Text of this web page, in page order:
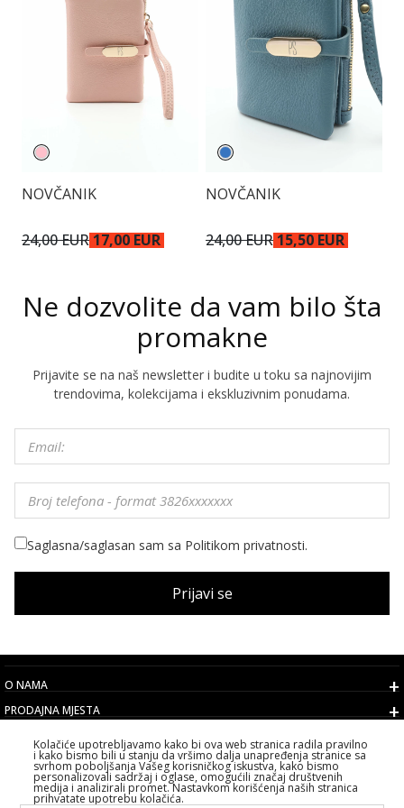
NOVČANIK
24,00 EUR 17,00 EUR
NOVČANIK
24,00 EUR 15,50 EUR
Ne dozvolite da vam bilo šta
promakne
Prijavite se na naš newsletter i budite u toku sa najnovijim
trendovima, kolekcijama i ekskluzivnim ponudama.
Saglasna/saglasan sam sa Politikom privatnosti.
Prijavi se
O NAMA
PRODAJNA MJESTA
KORISNIČKI SERVIS
IZABERITE DRŽAVU
Kolačiće upotrebljavamo kako bi ova web stranica radila pravilno
i kako bismo bili u stanju da vršimo dalja unapređenja stranice sa
svrhom poboljšanja Vašeg korisničkog iskustva, kako bismo
personalizovali sadržaj i oglase, omogućili značaj društvenih
medija i analizirali promet. Nastavkom korišćenja naših stranica
prihvatate upotrebu kolačića.